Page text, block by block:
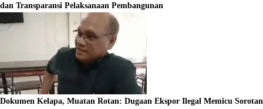
dan Transparansi Pelaksanaan Pembangunan
Dokumen Kelapa, Muatan Rotan: Dugaan Ekspor Ilegal Memicu Sorotan